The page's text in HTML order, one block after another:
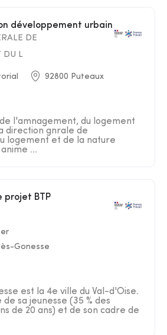
développement urbain
DE
DU L
92800 Puteaux
l'amnagement, du logement
direction gnrale de
logement et de la nature
...
projet BTP
Gonesse
est la 4e ville du Val-d'Oise.
sa jeunesse (35 % des
de 20 ans) et de son cadre de